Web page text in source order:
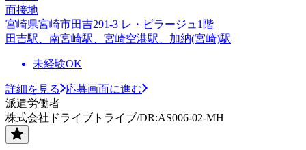
面接地
宮崎県宮崎市田吉291-3 レ・ビラージュ1階
田吉駅、南宮崎駅、宮崎空港駅、加納(宮崎)駅
未経験OK
詳細を見る
応募画面に進む
派遣労働者
株式会社ドライブトライブ/DR:AS006-02-MH